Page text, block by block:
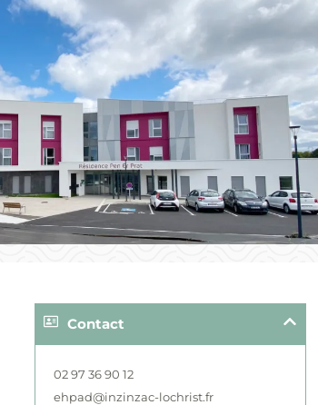
Contact
02 97 36 90 12
ehpad@inzinzac-lochrist.fr